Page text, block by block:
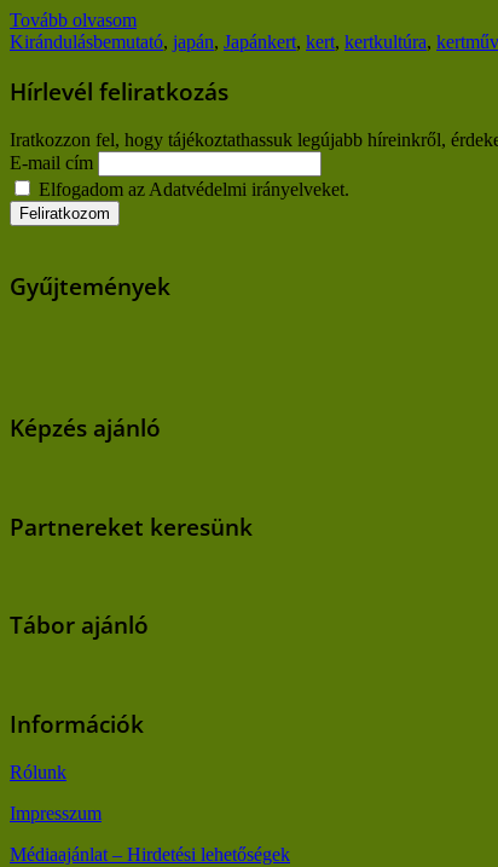
Tovább olvasom
Kirándulásbemutató, japán, Japánkert, kert, kertkultúra,
Hírlevél feliratkozás
Iratkozzon fel, hogy tájékoztathassuk legújabb híreinkről,
E-mail cím
Elfogadom az Adatvédelmi irányelveket.
Gyűjtemények
Képzés ajánló
Partnereket keresünk
Tábor ajánló
Információk
Rólunk
Impresszum
Médiaajánlat – Hirdetési lehetőségek